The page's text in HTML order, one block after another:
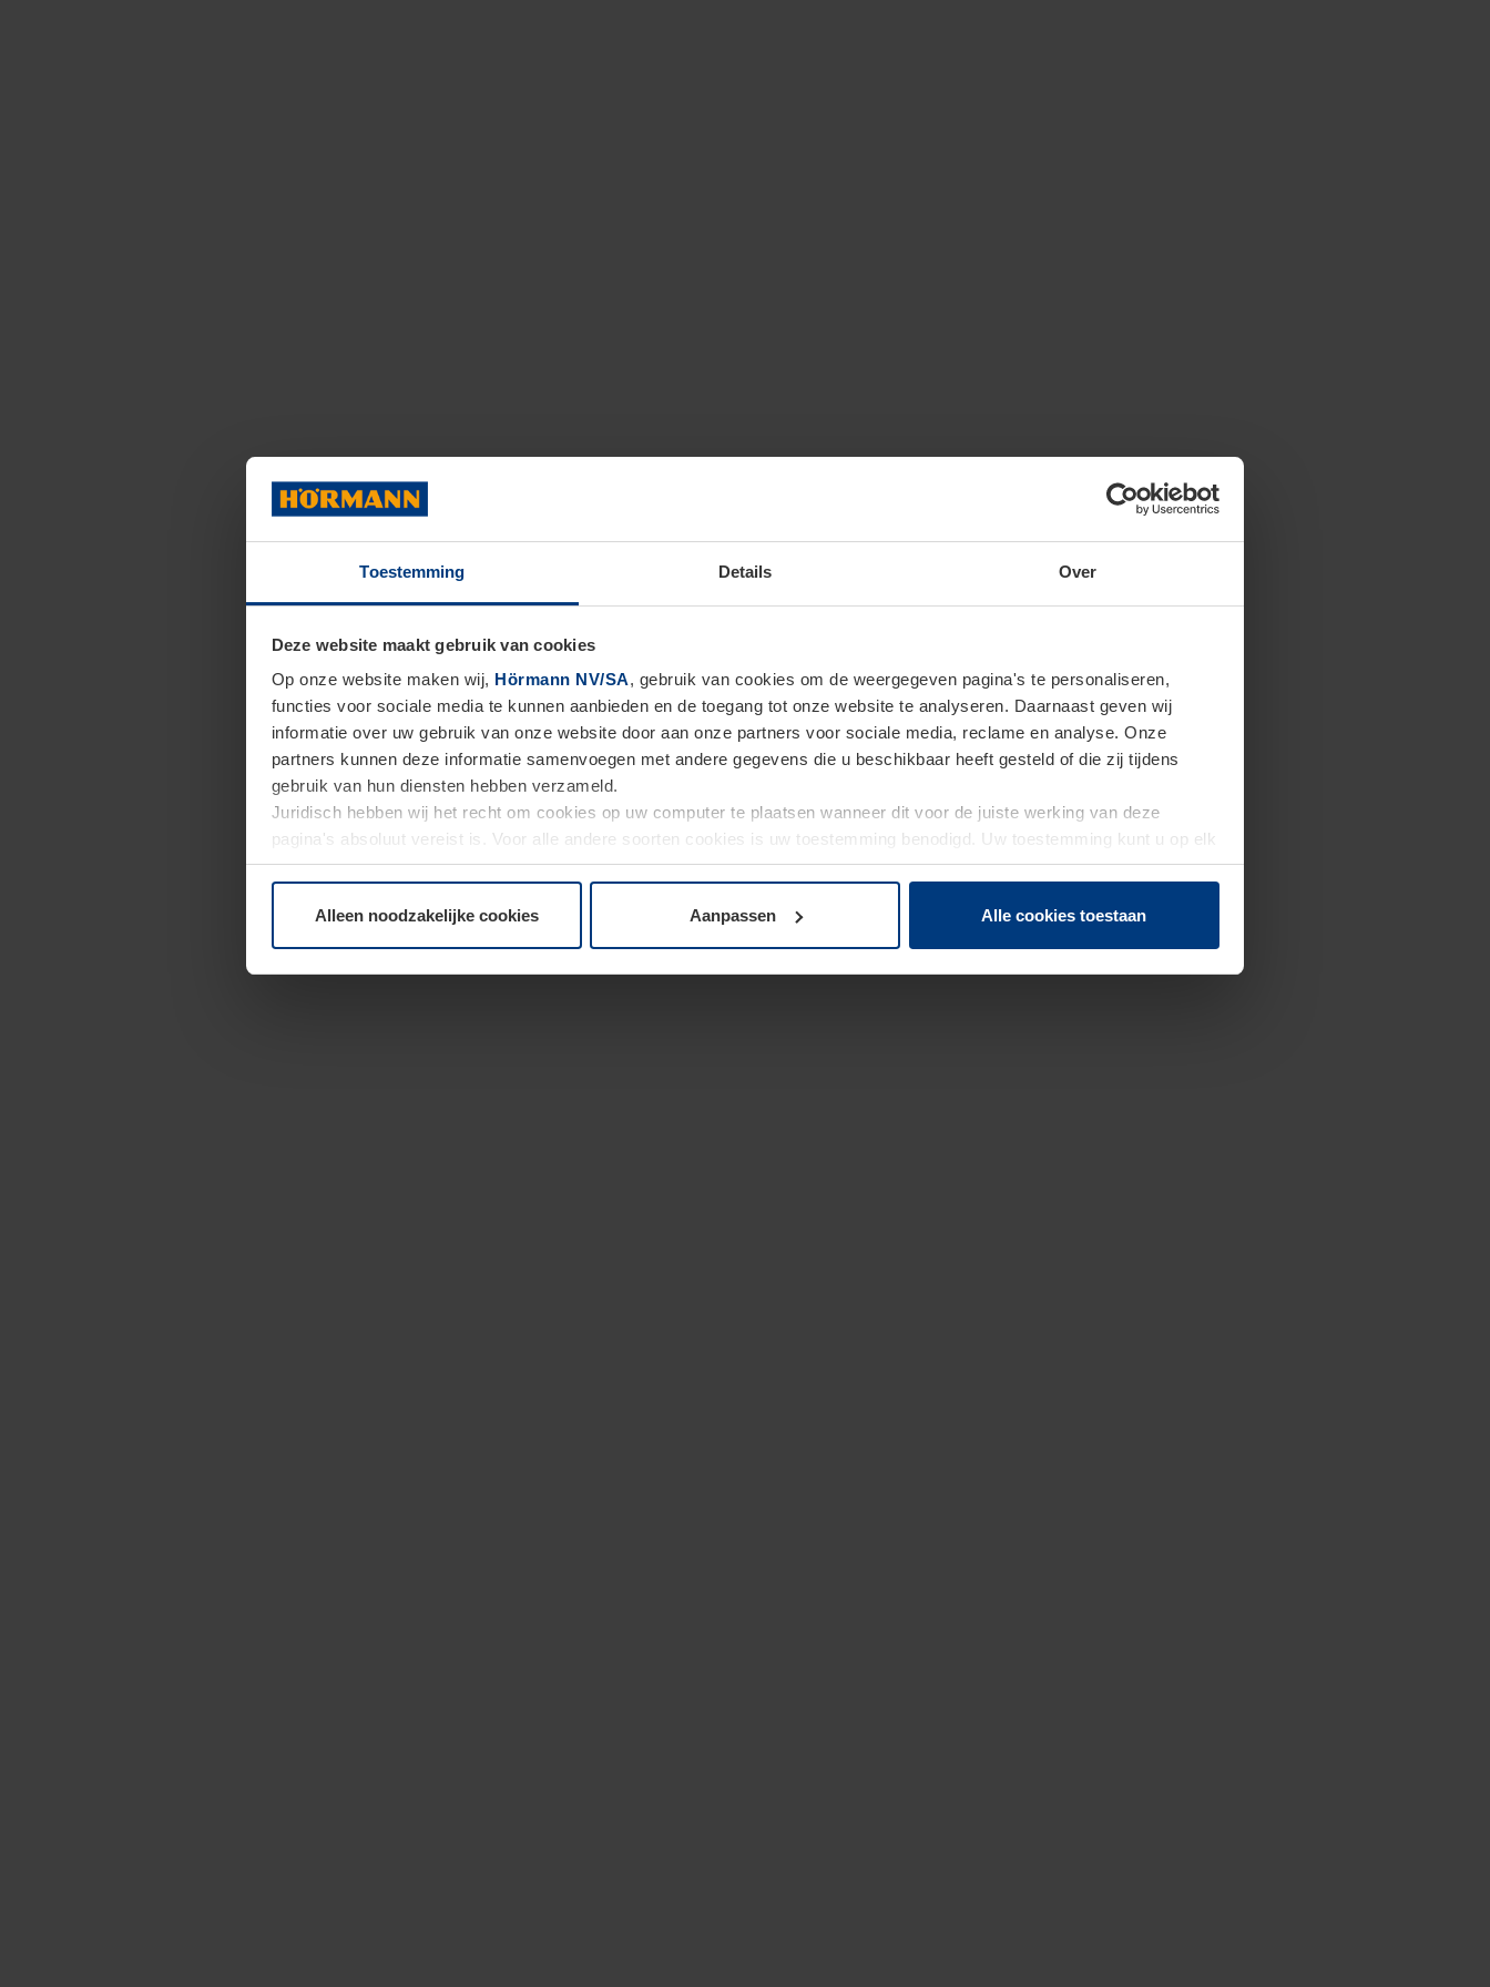
Toestemming Details Over
Deze website maakt gebruik van cookies
Op onze website maken wij, Hörmann NV/SA, gebruik van cookies om de weergegeven pagina's te personaliseren,
functies voor sociale media te kunnen aanbieden en de toegang tot onze website te analyseren. Daarnaast geven wij
informatie over uw gebruik van onze website door aan onze partners voor sociale media, reclame en analyse. Onze
partners kunnen deze informatie samenvoegen met andere gegevens die u beschikbaar heeft gesteld of die zij tijdens
gebruik van hun diensten hebben verzameld.
Juridisch hebben wij het recht om cookies op uw computer te plaatsen wanneer dit voor de juiste werking van deze
pagina's absoluut vereist is. Voor alle andere soorten cookies is uw toestemming benodigd. Uw toestemming kunt u op elk
moment bij de uitleg van de cookies op paginaPrivacyverklaringop onze website wijzigen of herroepen.
Alleen noodzakelijke cookies Aanpassen Alle cookies toestaan